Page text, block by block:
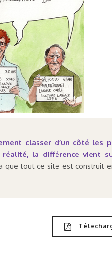
classer d’un côté les
réalité, la différence vient
que tout ce site est construit